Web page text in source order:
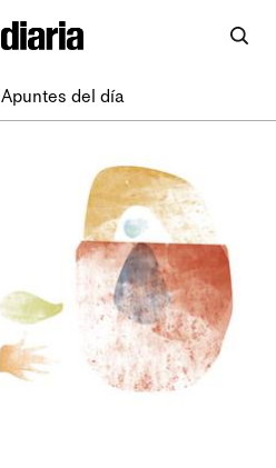
Apuntes del día